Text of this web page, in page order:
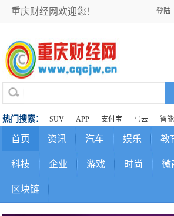
重庆财经网欢迎您！ 登陆
热门搜索： SUV APP 支付宝 马云 智
首页 资讯 汽车 娱乐 教
科技 企业 游戏 时尚 微
区块链